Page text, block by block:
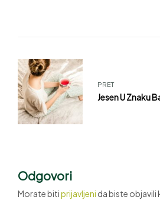
PRET
Jesen U Znaku
Odgovori
Morate bitiprijavljeni da biste objavili